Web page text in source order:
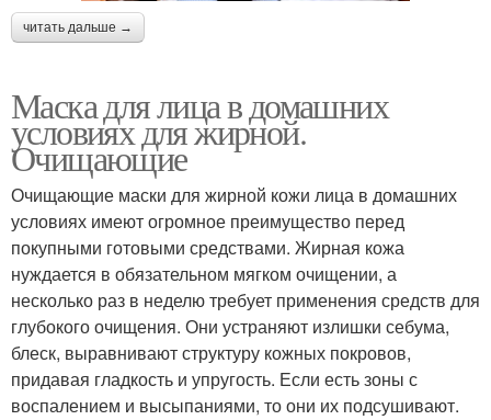
читать дальше →
Маска для лица в домашних
условиях для жирной.
Очищающие
Очищающие маски для жирной кожи лица в домашних
условиях имеют огромное преимущество перед
покупными готовыми средствами. Жирная кожа
нуждается в обязательном мягком очищении, а
несколько раз в неделю требует применения средств для
глубокого очищения. Они устраняют излишки себума,
блеск, выравнивают структуру кожных покровов,
придавая гладкость и упругость. Если есть зоны с
воспалением и высыпаниями, то они их подсушивают.